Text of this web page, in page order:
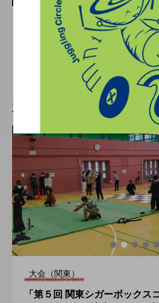
『わが星』を終えて。フラ
#6 公開。
2022.06.14
新着記事
大会（関東）
「第５回 関東シガーボックス